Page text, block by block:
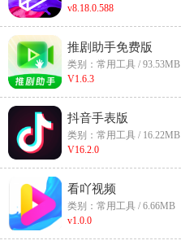
v8.18.0.588
推剧助手免费版
类别：常用工具 / 93.53MB
V1.6.3
抖音手表版
类别：常用工具 / 16.22MB
V16.2.0
看吖视频
类别：常用工具 / 6.66MB
v1.0.0